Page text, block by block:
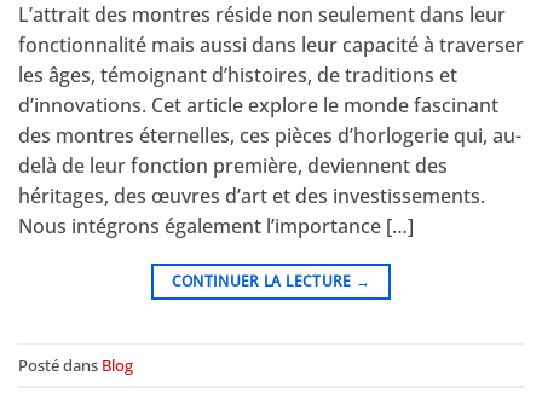
L’attrait des montres réside non seulement dans leur
fonctionnalité mais aussi dans leur capacité à traverser
les âges, témoignant d’histoires, de traditions et
d’innovations. Cet article explore le monde fascinant
des montres éternelles, ces pièces d’horlogerie qui, au-
delà de leur fonction première, deviennent des
héritages, des œuvres d’art et des investissements.
Nous intégrons également l’importance […]
CONTINUER LA LECTURE →
Posté dans Blog